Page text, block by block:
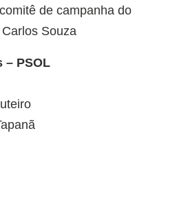
de campanha do
Souza
– PSOL